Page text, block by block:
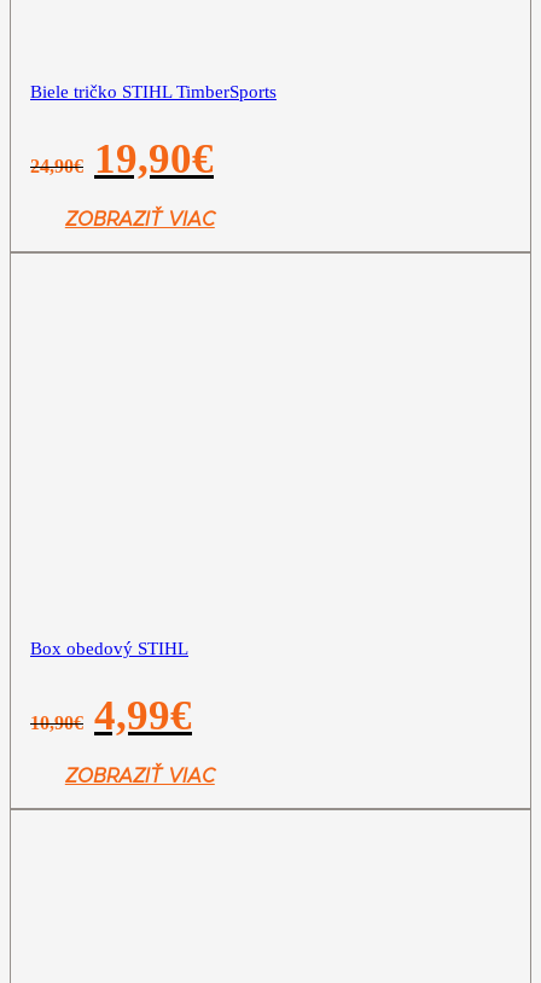
Biele tričko STIHL TimberSports
24,90€
Pôvodná
cena
24,90€.
19,90€
19,90€.
ZOBRAZIŤ VIAC
Box obedový STIHL
10,90€
Pôvodná
cena
10,90€.
4,99€
4,99€.
ZOBRAZIŤ VIAC